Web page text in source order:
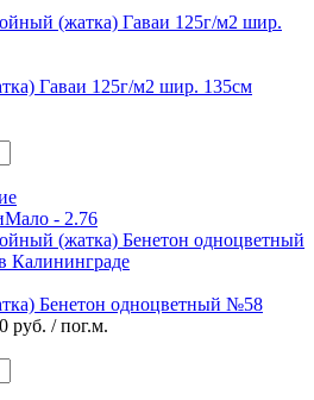
Гаваи 125г/м2 шир. 135см
Мало - 2.76
Бенетон одноцветный №58
руб. / пог.м.